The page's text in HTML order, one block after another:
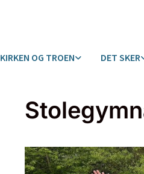
KIRKEN OG TROEN DET SKER